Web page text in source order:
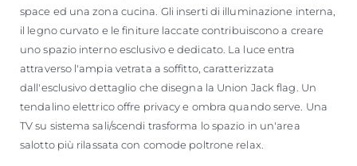
space ed una zona cucina. Gli inserti di illuminazione interna,
il legno curvato e le finiture laccate contribuiscono a creare
uno spazio interno esclusivo e dedicato. La luce entra
attraverso l'ampia vetrata a soffitto, caratterizzata
dall'esclusivo dettaglio che disegna la Union Jack flag. Un
tendalino elettrico offre privacy e ombra quando serve. Una
TV su sistema sali/scendi trasforma lo spazio in un'area
salotto più rilassata con comode poltrone relax.